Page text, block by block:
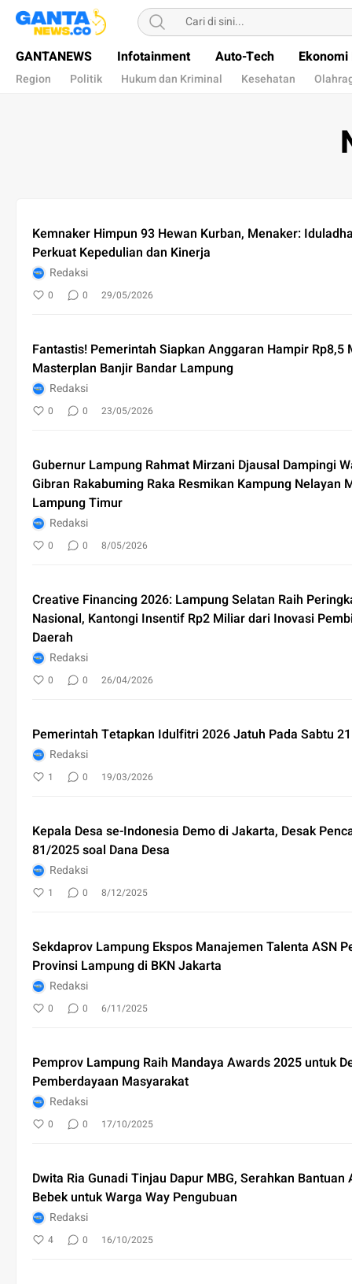
Gantanews
Informasi Membangun Bangsa
GANTANEWS Infotainment Auto-Tech
Region Politik Hukum dan Kriminal Kesehatan
Kemnaker Himpun 93 Hewan Kurban, Menaker:
Perkuat Kepedulian dan Kinerja
Redaksi
0 0 29/05/2026
Fantastis! Pemerintah Siapkan Anggaran Hampir Rp8,5
Masterplan Banjir Bandar Lampung
Redaksi
0 0 23/05/2026
Gubernur Lampung Rahmat Mirzani Djausal Dampingi
Gibran Rakabuming Raka Resmikan Kampung Nelayan
Lampung Timur
Redaksi
0 0 8/05/2026
Creative Financing 2026: Lampung Selatan Raih
Nasional, Kantongi Insentif Rp2 Miliar dari Inovasi
Daerah
Redaksi
0 0 26/04/2026
Pemerintah Tetapkan Idulfitri 2026 Jatuh Pada Sabtu
Redaksi
1 0 19/03/2026
Kepala Desa se-Indonesia Demo di Jakarta, Desak
81/2025 soal Dana Desa
Redaksi
1 0 8/12/2025
Sekdaprov Lampung Ekspos Manajemen Talenta ASN
Provinsi Lampung di BKN Jakarta
Redaksi
0 0 6/11/2025
Pemprov Lampung Raih Mandaya Awards 2025 untuk
Pemberdayaan Masyarakat
Redaksi
0 0 17/10/2025
Dwita Ria Gunadi Tinjau Dapur MBG, Serahkan Bantuan
Bebek untuk Warga Way Pengubuan
Redaksi
4 0 16/10/2025